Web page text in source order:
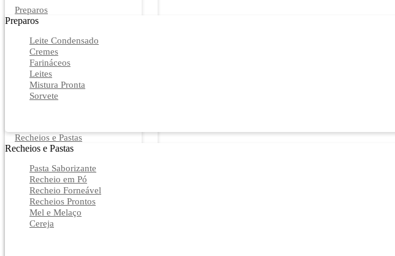
Preparos
Preparos
Leite Condensado
Cremes
Farináceos
Leites
Mistura Pronta
Sorvete
Recheios e Pastas
Recheios e Pastas
Pasta Saborizante
Recheio em Pó
Recheio Forneável
Recheios Prontos
Mel e Melaço
Cereja